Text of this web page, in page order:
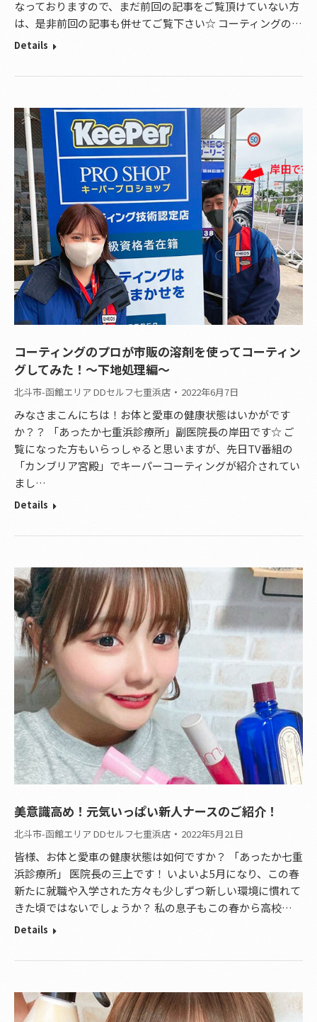
なっておりますので、まだ前回の記事をご覧頂けていない方
は、是非前回の記事も併せてご覧下さい☆ コーティングの…
Details
コーティングのプロが市販の溶剤を使ってコーティン
グしてみた！～下地処理編～
北斗市-函館エリア DDセルフ七重浜店 2022年6月7日
みなさまこんにちは！お体と愛車の健康状態はいかがです
か？？ 「あったか七重浜診療所」副医院長の岸田です☆ ご
覧になった方もいらっしゃると思いますが、先日TV番組の
「カンブリア宮殿」でキーパーコーティングが紹介されてい
まし…
Details
美意識高め！元気いっぱい新人ナースのご紹介！
北斗市-函館エリア DDセルフ七重浜店 2022年5月21日
皆様、お体と愛車の健康状態は如何ですか？ 「あったか七重
浜診療所」 医院長の三上です！ いよいよ5月になり、この春
新たに就職や入学された方々も少しずつ新しい環境に慣れて
きた頃ではないでしょうか？ 私の息子もこの春から高校…
Details